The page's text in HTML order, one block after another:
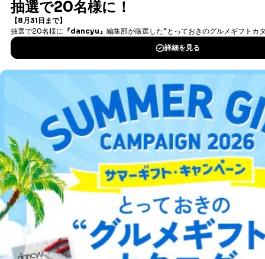
法令に基づく場合
人の生命､身体または財産の保護のために必要がある
場合であって、本人の同意を得ることが困難であると
公衆衛生の向上または児童の健全な育成の推進のため
とが困難である場合。
国の機関もしくは地方公共団体またはその委託を受け
た者が法令の定める事務を遂行することに対して協力
する必要がある場合であって、本人の同意を得ること
により当該事務の遂行に支障を及ぼすおそれがあると
き。
上記２．の利用目的を実施するために守秘義務を結ん
だ企業に、業務の一部として個人情報の取扱いを委
託・提供する場合、その業務に必要な範囲で委託・提
供先企業に個人情報を開示することがあります。
委託・提供先企業は具体的には以下のような企業です
が、これらに限りません。
委託先：カスタマーサポート支援会社 、クレジッ
トカード決済などの決済代行・料金回収会社、広
告配信サービス会社
提供先：出版社、出版物発売元、卸売会社、販売
店など商品の供給者、梱包会社、配送会社、新聞
書籍）が無料で読み放題！
DOWNLOAD FOR IOS
DOWNLOAD FOR ANDROID
ご利用方法はこちら
総合案内
アフィリエイト 採用情報
プレスリリース お問い合わせ
利用規約プライバシーポリシー 特定商取引法に基づく表示
出版社の皆様へ